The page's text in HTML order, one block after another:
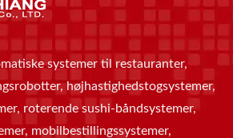
systemer til restauranter,
højhastighedstogsystemer,
roterende sushi-båndsystemer,
mobilbestillingssystemer,